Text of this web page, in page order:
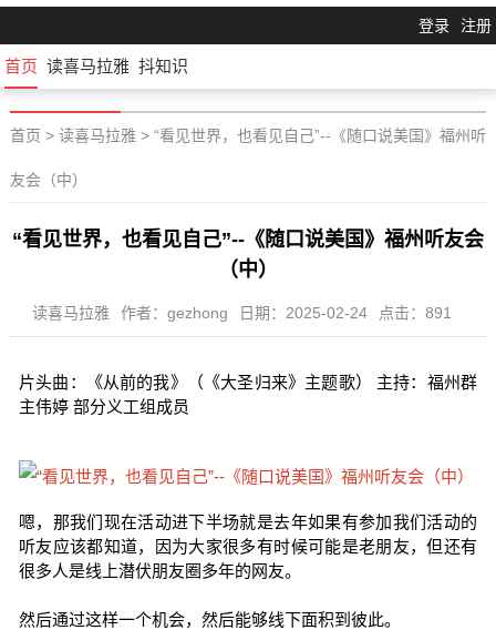
登录 注册
首页 读喜马拉雅 抖知识
首页 > 读喜马拉雅> “看见世界，也看见自己”--《随口说美国》福州听
友会（中）
“看见世界，也看见自己”--《随口说美国》福州听友会
（中）
读喜马拉雅 作者：gezhong 日期：2025-02-24 点击：891
片头曲：《从前的我》（《大圣归来》主题歌） 主持：福州群
主伟婷 部分义工组成员
嗯，那我们现在活动进下半场就是去年如果有参加我们活动的
听友应该都知道，因为大家很多有时候可能是老朋友，但还有
很多人是线上潜伏朋友圈多年的网友。
然后通过这样一个机会，然后能够线下面积到彼此。